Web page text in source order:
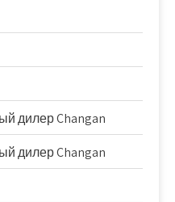
дилер Changan
дилер Changan